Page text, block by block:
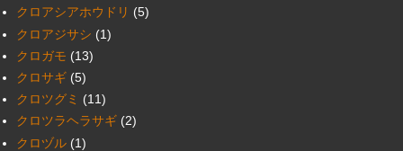
クロアシアホウドリ (5)
クロアジサシ (1)
クロガモ (13)
クロサギ (5)
クロツグミ (11)
クロツラヘラサギ (2)
クロヅル (1)